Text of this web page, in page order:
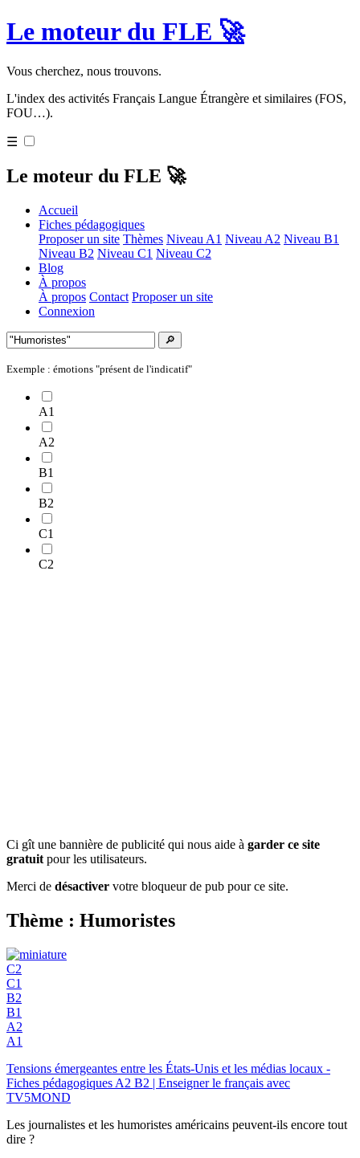
Le moteur du FLE 🚀
Vous cherchez, nous trouvons.
L'index des activités Français Langue Étrangère et similaires (FOS,
FOU…).
☰
Le moteur du FLE 🚀
Accueil
Fiches pédagogiques
Proposer un site Thèmes Niveau A1 Niveau A2 Niveau B1
Niveau B2 Niveau C1 Niveau C2
Blog
À propos
À propos Contact Proposer un site
Connexion
🔎
Exemple : émotions "présent de l'indicatif"
A1
A2
B1
B2
C1
C2
Ci gît une bannière de publicité qui nous aide à garder ce site
gratuit pour les utilisateurs.
Merci de désactiver votre bloqueur de pub pour ce site.
Thème : Humoristes
C2
C1
B2
B1
A2
A1
Tensions émergeantes entre les États-Unis et les médias locaux -
Fiches pédagogiques A2 B2 | Enseigner le français avec
TV5MOND
Les journalistes et les humoristes américains peuvent-ils encore tout
dire ?